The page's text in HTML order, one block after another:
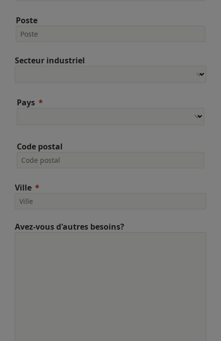
Poste
Secteur industriel
Pays
Code postal
Ville
Avez-vous d'autres besoins?